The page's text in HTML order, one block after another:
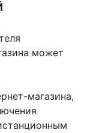
может
магазина,